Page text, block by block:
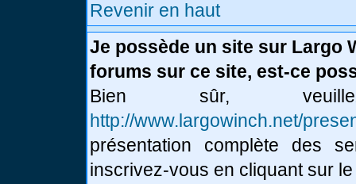
Revenir en haut
Je possède un site sur Largo
forums sur ce site, est-ce
Bien sûr,
http://www.largowinch.net/
présentation complète des
inscrivez-vous en cliquant sur